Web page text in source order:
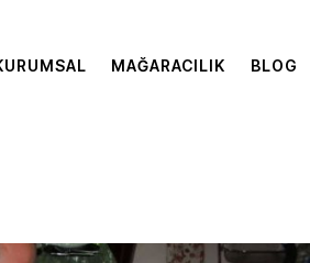
MAĞARACILIK BLOG